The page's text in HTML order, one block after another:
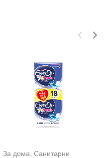
За дома Санитарни